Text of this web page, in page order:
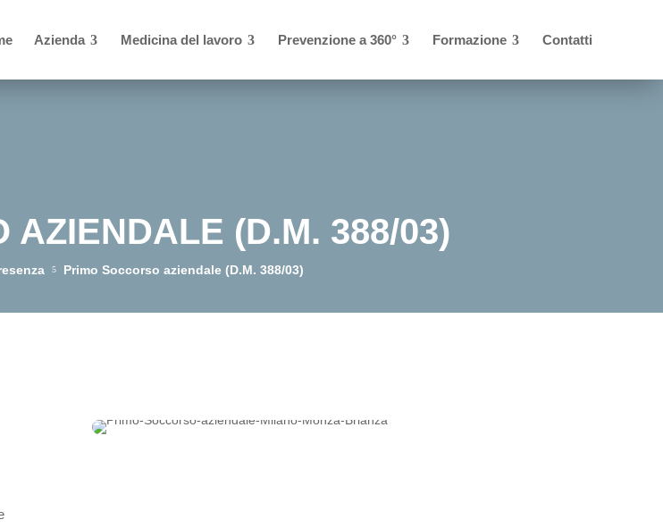
Azienda Medicina del lavoro Prevenzione a 360° Formazione Contatti
AZIENDALE (D.M. 388/03)
5 Primo Soccorso aziendale (D.M. 388/03)